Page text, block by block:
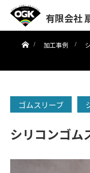
有限会社
ホーム加工事例
ゴムスリーブ
シリコンゴム